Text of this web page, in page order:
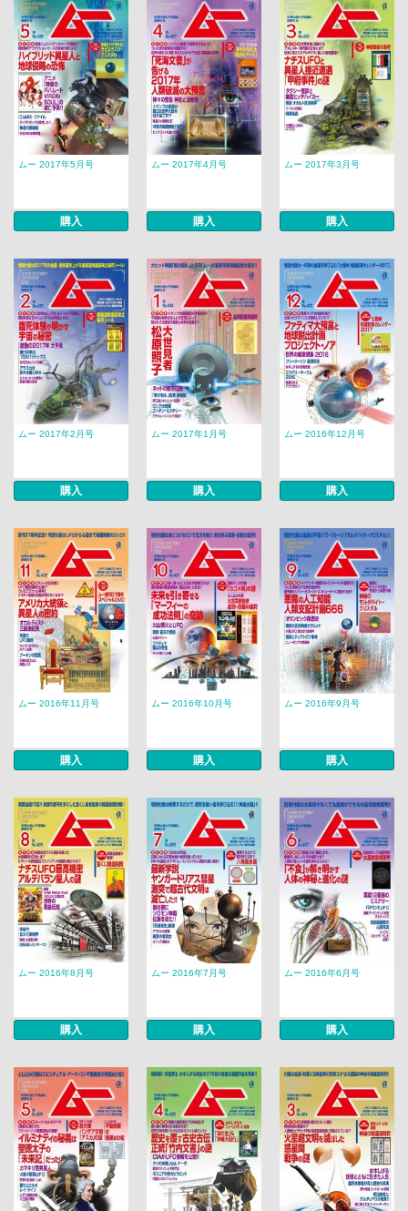
ムー 2017年5月号
購入
ムー 2017年4月号
購入
ムー 2017年3月号
購入
ムー 2017年2月号
購入
ムー 2017年1月号
購入
ムー 2016年12月号
購入
ムー 2016年11月号
購入
ムー 2016年10月号
購入
ムー 2016年9月号
購入
ムー 2016年8月号
購入
ムー 2016年7月号
購入
ムー 2016年6月号
購入